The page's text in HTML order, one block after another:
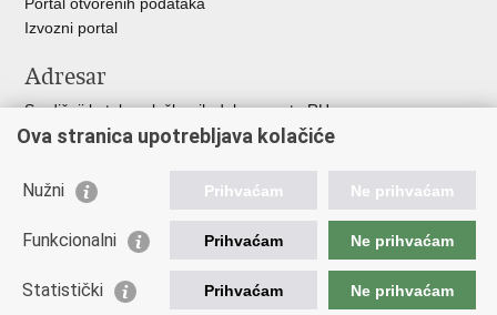
Izvozni portal
Adresar
Središnji katalog službenih dokumenata RH
Adresar tijela javne vlasti
Popis dužnosnika u RH
Korisne poveznice
Hrvatski Sabor
Ova stranica upotrebljava kolačiće
Nužni Prihvaćam Ne prihvaćam
Funkcionalni Prihvaćam Ne prihvaćam
Statistički Prihvaćam Ne prihvaćam